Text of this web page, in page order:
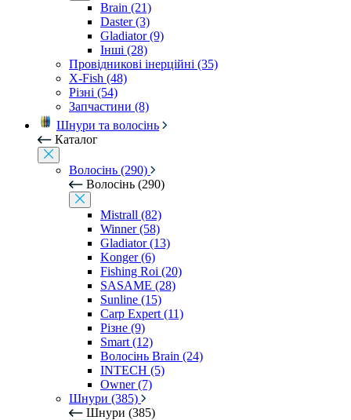
Brain (21)
Daster (3)
Gladiator (9)
Інші (28)
Провідникові інерційні (35)
X-Fish (48)
Різні (54)
Запчастини (8)
Шнури та волосінь
Каталог
Волосінь (290)
Волосінь (290)
Mistrall (82)
Winner (58)
Gladiator (13)
Konger (6)
Fishing Roi (20)
SASAME (28)
Sunline (15)
Carp Expert (11)
Різне (9)
Smart (12)
Волосінь Brain (24)
INTECH (5)
Owner (7)
Шнури (385)
Шнури (385)